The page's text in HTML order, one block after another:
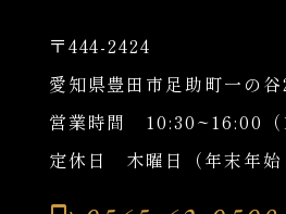
〒444-2424
愛知県豊田市足助町一の谷
営業時間 10:30~16:00（
定休日 木曜日（年末年始